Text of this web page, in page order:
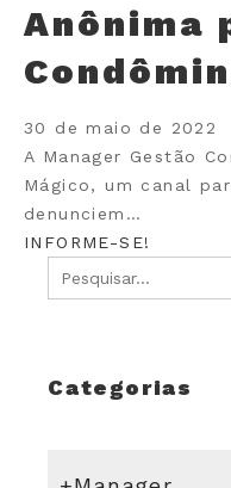
Anônima
30 de maio de 2022
A Manager Gestão
Mágico, um canal
denunciem…
INFORME-SE!
Categorias